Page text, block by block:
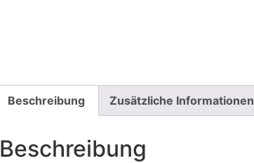
Beschreibung Zusätzliche Informationen
Beschreibung